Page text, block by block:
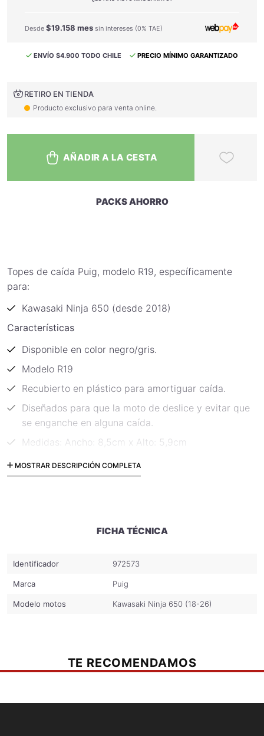
Desde $19.158 mes sin intereses (0% TAE)
ENVÍO $4.900 TODO CHILE PRECIO MÍNIMO GARANTIZADO
RETIRO EN TIENDA
Producto exclusivo para venta online.
AÑADIR A LA CESTA
PACKS AHORRO
Topes de caída Puig, modelo R19, específicamente
para:
Kawasaki Ninja 650 (desde 2018)
Características
Disponible en color negro/gris.
Modelo R19
Recubierto en plástico para amortiguar caída.
Diseñados para que la moto de deslice y evitar que
se enganche en alguna caída.
Medidas: Ancho: 8,5cm x Alto: 5,9cm
Código: 9466N
MOSTRAR DESCRIPCIÓN COMPLETA
FICHA TÉCNICA
Identificador 972573
Marca Puig
Modelo motos Kawasaki Ninja 650 (18-26)
TE RECOMENDAMOS